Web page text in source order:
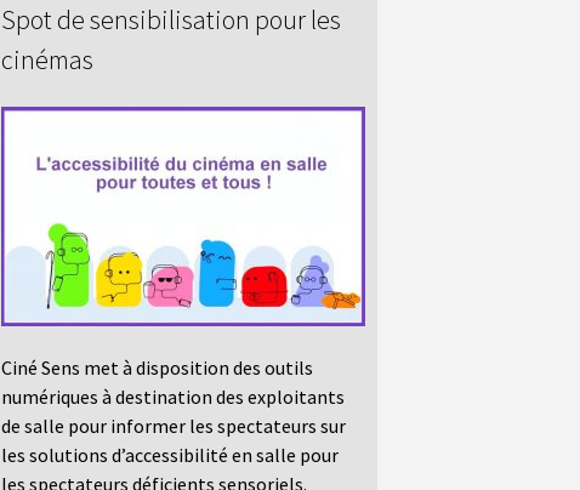
Spot de sensibilisation pour les
cinémas
Ciné Sens met à disposition des outils
numériques à destination des exploitants
de salle pour informer les spectateurs sur
les solutions d’accessibilité en salle pour
les spectateurs déficients sensoriels.